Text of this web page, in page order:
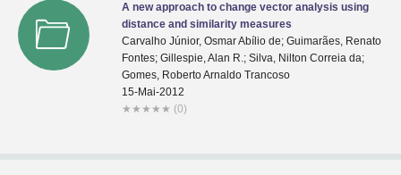
A new approach to change vector analysis using
distance and similarity measures
Carvalho Júnior, Osmar Abílio de; Guimarães, Renato
Fontes; Gillespie, Alan R.; Silva, Nilton Correia da;
Gomes, Roberto Arnaldo Trancoso
15-Mai-2012
★ ★ ★ ★ ★ (0)